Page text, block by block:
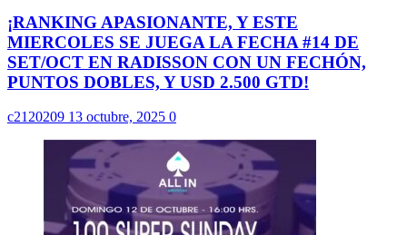
¡RANKING APASIONANTE, Y ESTE
MIERCOLES SE JUEGA LA FECHA #14 DE
SET/OCT EN RADISSON CON UN FECHÓN,
PUNTOS DOBLES, Y USD 2.500 GTD!
c2120209 13 octubre, 2025 0